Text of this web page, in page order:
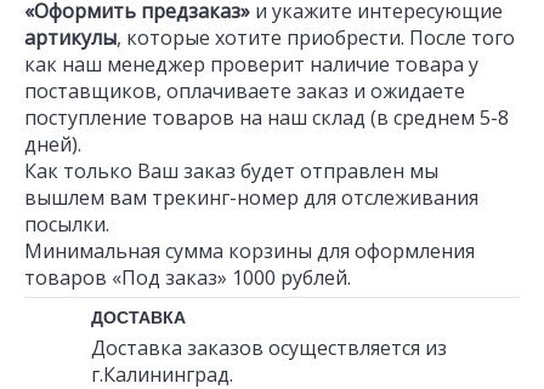
«Оформить предзаказ» и укажите интересующие
артикулы, которые хотите приобрести. После того
как наш менеджер проверит наличие товара у
поставщиков, оплачиваете заказ и ожидаете
поступление товаров на наш склад (в среднем 5-8
дней).
Как только Ваш заказ будет отправлен мы
вышлем вам трекинг-номер для отслеживания
посылки.
Минимальная сумма корзины для оформления
товаров «Под заказ» 1000 рублей.
ДОСТАВКА
Доставка заказов осуществляется из
г.Калининград.